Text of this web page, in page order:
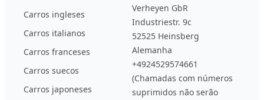
Carros ingleses
Carros italianos
Carros franceses
Carros suecos
Carros japoneses
Verheyen GbR
Industriestr. 9c
52525 Heinsberg
Alemanha
+4924529574661
(Chamadas com números
suprimidos não serão